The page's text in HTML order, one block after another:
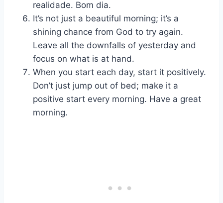
realidade. Bom dia.
It’s not just a beautiful morning; it’s a
shining chance from God to try again.
Leave all the downfalls of yesterday and
focus on what is at hand.
When you start each day, start it positively.
Don’t just jump out of bed; make it a
positive start every morning. Have a great
morning.